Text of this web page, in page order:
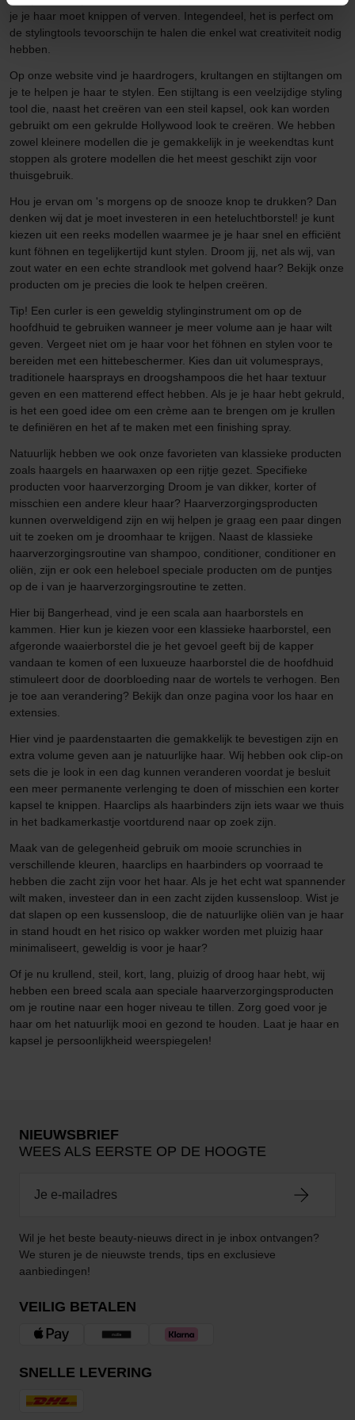
je je haar moet knippen of verven. Integendeel, het is perfect om
de stylingtools tevoorschijn te halen die enkel wat creativiteit nodig
hebben.
Op onze website vind je haardrogers, krultangen en stijltangen om
je te helpen je haar te stylen. Een stijltang is een veelzijdige styling
tool die, naast het creëren van een steil kapsel, ook kan worden
gebruikt om een gekrulde Hollywood look te creëren. We hebben
zowel kleinere modellen die je gemakkelijk in je weekendtas kunt
stoppen als grotere modellen die het meest geschikt zijn voor
thuisgebruik.
Hou je ervan om 's morgens op de snooze knop te drukken? Dan
denken wij dat je moet investeren in een heteluchtborstel! je kunt
kiezen uit een reeks modellen waarmee je je haar snel en efficiënt
kunt föhnen en tegelijkertijd kunt stylen. Droom jij, net als wij, van
zout water en een echte strandlook met golvend haar? Bekijk onze
producten om je precies die look te helpen creëren.
Tip! Een curler is een geweldig stylinginstrument om op de
hoofdhuid te gebruiken wanneer je meer volume aan je haar wilt
geven. Vergeet niet om je haar voor het föhnen en stylen voor te
bereiden met een hittebeschermer. Kies dan uit volumesprays,
traditionele haarsprays en droogshampoos die het haar textuur
geven en een matterend effect hebben. Als je je haar hebt gekruld,
is het een goed idee om een crème aan te brengen om je krullen
te definiëren en het af te maken met een finishing spray.
Natuurlijk hebben we ook onze favorieten van klassieke producten
zoals haargels en haarwaxen op een rijtje gezet. Specifieke
producten voor haarverzorging Droom je van dikker, korter of
misschien een andere kleur haar? Haarverzorgingsproducten
kunnen overweldigend zijn en wij helpen je graag een paar dingen
uit te zoeken om je droomhaar te krijgen. Naast de klassieke
haarverzorgingsroutine van shampoo, conditioner, conditioner en
oliën, zijn er ook een heleboel speciale producten om de puntjes
op de i van je haarverzorgingsroutine te zetten.
Hier bij Bangerhead, vind je een scala aan haarborstels en
kammen. Hier kun je kiezen voor een klassieke haarborstel, een
afgeronde waaierborstel die je het gevoel geeft bij de kapper
vandaan te komen of een luxueuze haarborstel die de hoofdhuid
stimuleert door de doorbloeding naar de wortels te verhogen. Ben
je toe aan verandering? Bekijk dan onze pagina voor los haar en
extensies.
Hier vind je paardenstaarten die gemakkelijk te bevestigen zijn en
extra volume geven aan je natuurlijke haar. Wij hebben ook clip-on
sets die je look in een dag kunnen veranderen voordat je besluit
een meer permanente verlenging te doen of misschien een korter
kapsel te knippen. Haarclips als haarbinders zijn iets waar we thuis
in het badkamerkastje voortdurend naar op zoek zijn.
Maak van de gelegenheid gebruik om mooie scrunchies in
verschillende kleuren, haarclips en haarbinders op voorraad te
hebben die zacht zijn voor het haar. Als je het echt wat spannender
wilt maken, investeer dan in een zacht zijden kussensloop. Wist je
dat slapen op een kussensloop, die de natuurlijke oliën van je haar
in stand houdt en het risico op wakker worden met pluizig haar
minimaliseert, geweldig is voor je haar?
Of je nu krullend, steil, kort, lang, pluizig of droog haar hebt, wij
hebben een breed scala aan speciale haarverzorgingsproducten
om je routine naar een hoger niveau te tillen. Zorg goed voor je
haar om het natuurlijk mooi en gezond te houden. Laat je haar en
kapsel je persoonlijkheid weerspiegelen!
NIEUWSBRIEF
WEES ALS EERSTE OP DE HOOGTE
Wil je het beste beauty-nieuws direct in je inbox ontvangen?
We sturen je de nieuwste trends, tips en exclusieve
aanbiedingen!
VEILIG BETALEN
SNELLE LEVERING